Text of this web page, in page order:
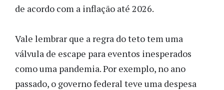
de acordo com a inflação até 2026.
Vale lembrar que a regra do teto tem uma
válvula de escape para eventos inesperados
como uma pandemia. Por exemplo, no ano
passado, o governo federal teve uma despesa